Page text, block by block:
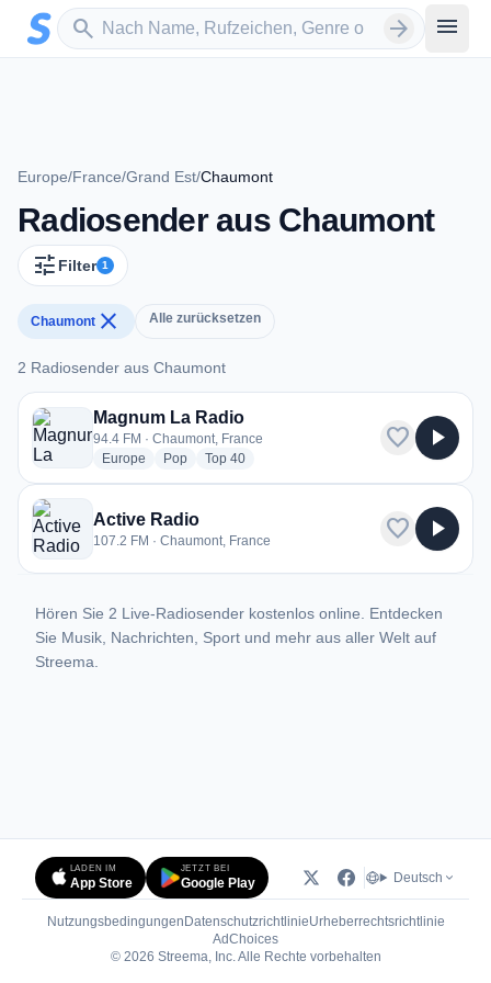
Zum Hauptinhalt springen
search
Sender suchen arrow_forward menu
Europe/France/Grand Est/Chaumont
Radiosender aus Chaumont
tune Filter 1
Chaumont close Alle zurücksetzen
2 Radiosender aus Chaumont
2 Radiosender aus Chaumont
Magnum La Radio
94.4 FM · Chaumont, France
Europe radio stations
Popradio stations
Top 40radio stations
favorite play_arrow
Active Radio
107.2 FM · Chaumont, France favorite play_arrow
Hören Sie 2 Live-Radiosender kostenlos online. Entdecken
Sie Musik, Nachrichten, Sport und mehr aus aller Welt auf
Streema.
LADEN IM
App Store
JETZT BEI
Google Play Deutsch
Nutzungsbedingungen DatenschutzrichtlinieUrheberrechtsrichtlinie
AdChoices(öffnet in neuem Tab)
© 2026 Streema, Inc. Alle Rechte vorbehalten